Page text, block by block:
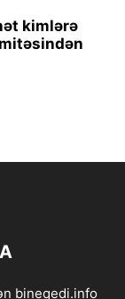
kimlərə
bineqedi.info